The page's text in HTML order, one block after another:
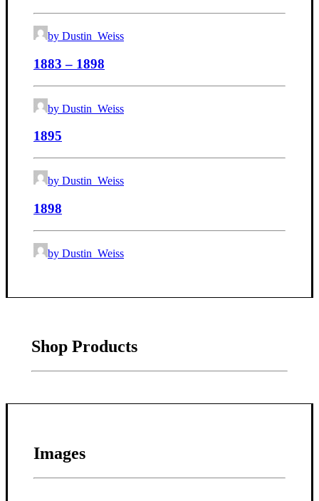
by Dustin_Weiss
1883 – 1898
by Dustin_Weiss
1895
by Dustin_Weiss
1898
by Dustin_Weiss
Shop Products
Images